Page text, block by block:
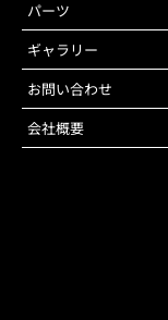
パーツ
ギャラリー
お問い合わせ
会社概要